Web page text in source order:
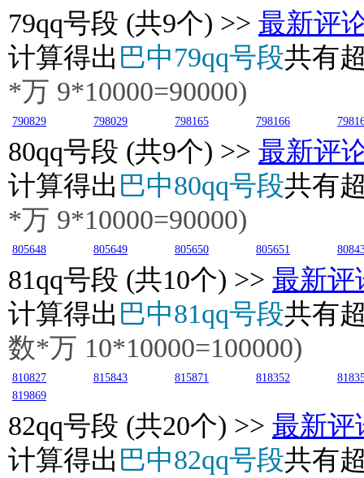
79qq号段 (共9个) >> 最新评
计算得出 巴中79qq号段共有
*万 9*10000=90000)
790829 798029 798165 798166
80qq号段 (共9个) >> 最新评
计算得出 巴中80qq号段共有
*万 9*10000=90000)
805648 805649 805650 805651
81qq号段 (共10个) >> 最新评
计算得出 巴中81qq号段共有
数*万 10*10000=100000)
810827 815843 815871 818352
819869
82qq号段 (共20个) >> 最新评
计算得出 巴中82qq号段共有